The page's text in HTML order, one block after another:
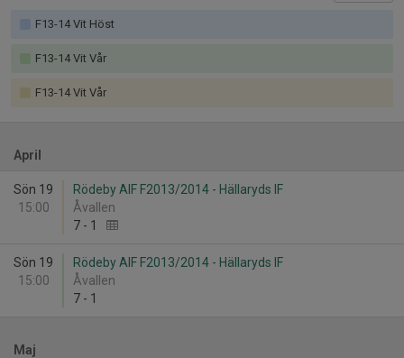
F13-14 Vit Höst
F13-14 Vit Vår
F13-14 Vit Vår
April
Sön 19
15:00
Rödeby AIF F2013/2014 - Hällaryds IF
Åvallen
7 - 1
Sön 19
15:00
Rödeby AIF F2013/2014 - Hällaryds IF
Åvallen
7 - 1
Maj